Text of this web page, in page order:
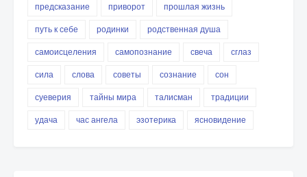
предсказание
приворот
прошлая жизнь
путь к себе
родинки
родственная душа
самоисцеления
самопознание свеча
сглаз
сила
слова советы сознание
сон
суеверия
тайны мира талисман
традиции
удача
час ангела эзотерика ясновидение